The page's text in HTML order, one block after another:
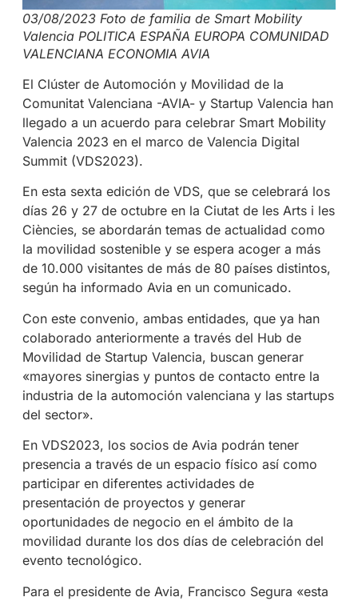
03/08/2023 Foto de familia de Smart Mobility
Valencia POLITICA ESPAÑA EUROPA COMUNIDAD
VALENCIANA ECONOMIA AVIA
El Clúster de Automoción y Movilidad de la
Comunitat Valenciana -AVIA- y Startup Valencia han
llegado a un acuerdo para celebrar Smart Mobility
Valencia 2023 en el marco de Valencia Digital
Summit (VDS2023).
En esta sexta edición de VDS, que se celebrará los
días 26 y 27 de octubre en la Ciutat de les Arts i les
Ciències, se abordarán temas de actualidad como
la movilidad sostenible y se espera acoger a más
de 10.000 visitantes de más de 80 países distintos,
según ha informado Avia en un comunicado.
Con este convenio, ambas entidades, que ya han
colaborado anteriormente a través del Hub de
Movilidad de Startup Valencia, buscan generar
«mayores sinergias y puntos de contacto entre la
industria de la automoción valenciana y las startups
del sector».
En VDS2023, los socios de Avia podrán tener
presencia a través de un espacio físico así como
participar en diferentes actividades de
presentación de proyectos y generar
oportunidades de negocio en el ámbito de la
movilidad durante los dos días de celebración del
evento tecnológico.
Para el presidente de Avia, Francisco Segura «esta